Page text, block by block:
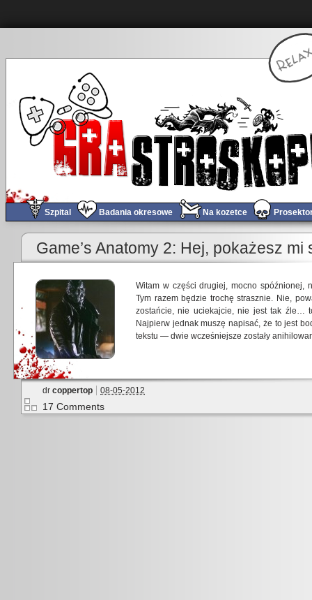
Szpital Badania okresowe Na kozetce
Game’s Anatomy 2: Hej, pokażesz mi
Witam w części drugiej, mocno spóźnionej,
Tym razem będzie trochę strasznie. Nie,
zostańcie, nie uciekajcie, nie jest tak źle…
Najpierw jednak muszę napisać, że to jest
tekstu — dwie wcześniejsze zostały
dr coppertop 08-05-2012
17 Comments